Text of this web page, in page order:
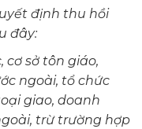
định thu hồi
đây:
cơ sở tôn giáo,
ngoài, tổ chức
giao, doanh
trừ trường hợp